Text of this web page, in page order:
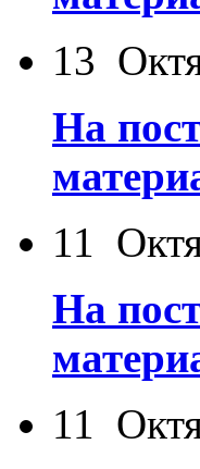
13
На
11
На
11